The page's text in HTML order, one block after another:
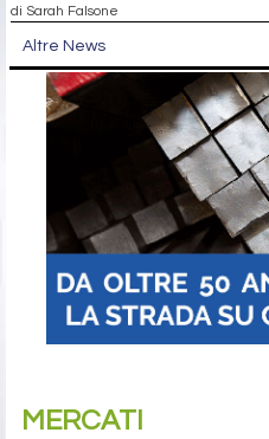
di Sarah Falsone
Altre News
MERCATI